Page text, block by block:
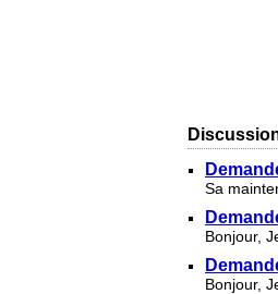
Sa
Bonjour,
Bonjour,